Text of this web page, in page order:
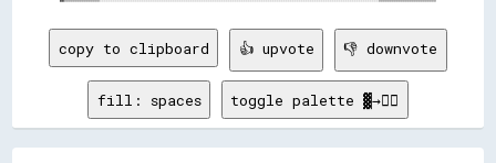
copy to clipboard 👍 upvote 👎 downvote
fill: spaces toggle palette ▓→✊🏽